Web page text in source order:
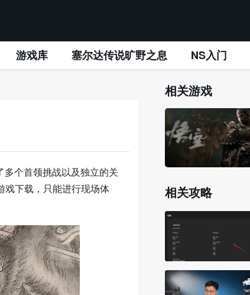
游戏库 塞尔达传说旷野之息 NS入门
个首领挑战以及独立的关
戏下载，只能进行现场体
相关游戏
相关攻略